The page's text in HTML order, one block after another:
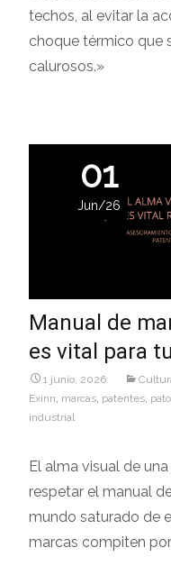
techos, al evitar la
choque térmico que
calurosos.»
01
Jun/26
Manual de
es vital para
1 junio, 2026
Exinn marcas patentes
industrial
El alma visual de
respetar el manual
mundo saturado de
marcas compiten